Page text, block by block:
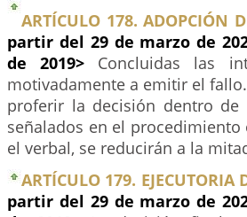
ARTÍCULO 178. ADOPCIÓN
partir del 29 de marzo de
de 2019> Concluidas las
motivadamente a emitir el
proferir la decisión dentro
señalados en el
el verbal, se reducirán a la
ARTÍCULO 179. EJECUTORIA
partir del 29 de marzo de